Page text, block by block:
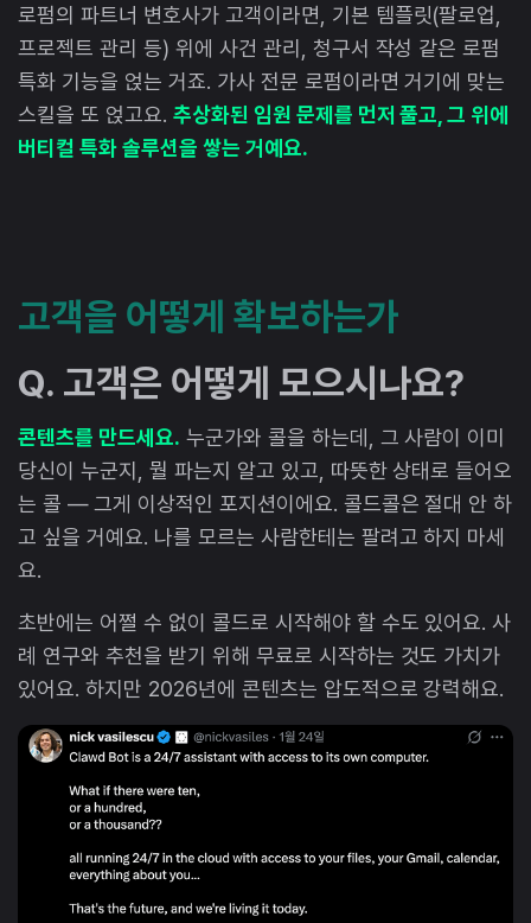
로펌의 파트너 변호사가 고객이라면, 기본 템플릿(팔로업,
프로젝트 관리 등) 위에 사건 관리, 청구서 작성 같은 로펌
특화 기능을 얹는 거죠. 가사 전문 로펌이라면 거기에 맞는
스킬을 또 얹고요. 추상화된 임원 문제를 먼저 풀고, 그 위에
버티컬 특화 솔루션을 쌓는 거예요.
고객을 어떻게 확보하는가
Q. 고객은 어떻게 모으시나요?
콘텐츠를 만드세요. 누군가와 콜을 하는데, 그 사람이 이미
당신이 누군지, 뭘 파는지 알고 있고, 따뜻한 상태로 들어오
는 콜 — 그게 이상적인 포지션이에요. 콜드콜은 절대 안 하
고 싶을 거예요. 나를 모르는 사람한테는 팔려고 하지 마세
요.
초반에는 어쩔 수 없이 콜드로 시작해야 할 수도 있어요. 사
례 연구와 추천을 받기 위해 무료로 시작하는 것도 가치가
있어요. 하지만 2026년에 콘텐츠는 압도적으로 강력해요.